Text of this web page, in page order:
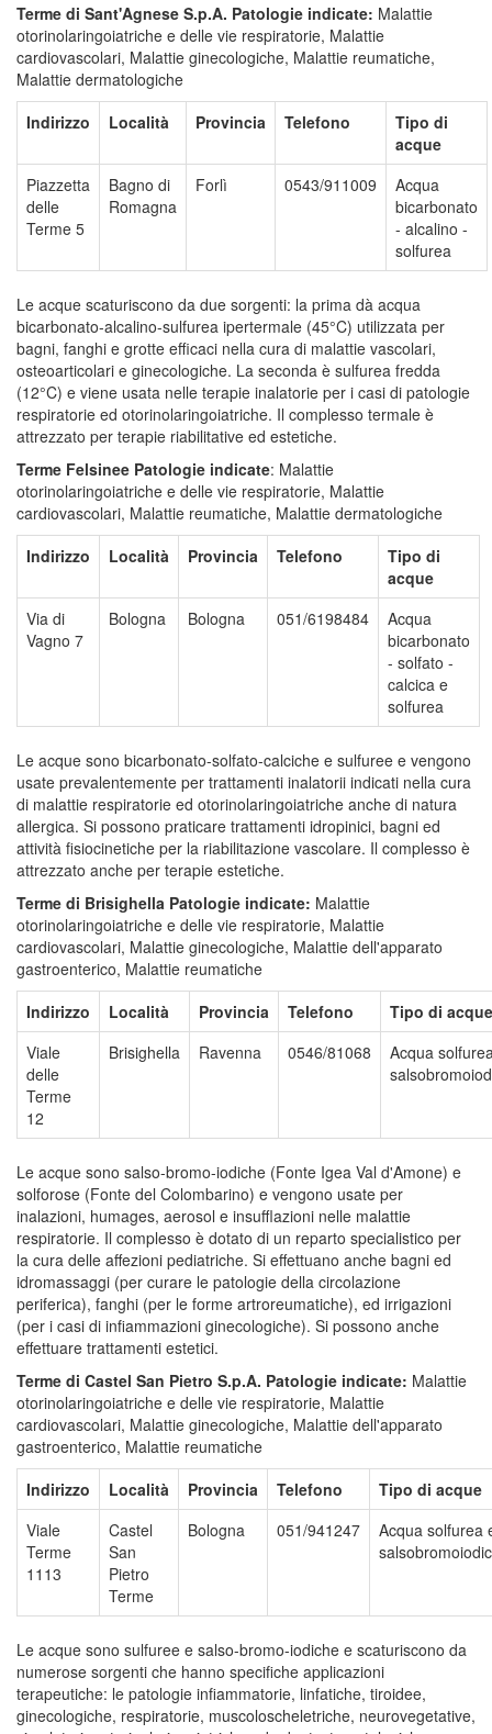
Terme di Sant'Agnese S.p.A. Patologie indicate: Malattie
otorinolaringoiatriche e delle vie respiratorie, Malattie
cardiovascolari, Malattie ginecologiche, Malattie reumatiche,
Malattie dermatologiche
Indirizzo
Località Provincia Telefono
Tipo di
acque
Piazzetta
delle
Terme 5
Bagno di
Romagna
Forlì 0543/911009
Acqua
bicarbonato
- alcalino -
solfurea
Le acque scaturiscono da due sorgenti: la prima dà acqua
bicarbonato-alcalino-sulfurea ipertermale (45°C) utilizzata per
bagni, fanghi e grotte efficaci nella cura di malattie vascolari,
osteoarticolari e ginecologiche. La seconda è sulfurea fredda
(12°C) e viene usata nelle terapie inalatorie per i casi di patologie
respiratorie ed otorinolaringoiatriche. Il complesso termale è
attrezzato per terapie riabilitative ed estetiche.
Terme Felsinee Patologie indicate: Malattie
otorinolaringoiatriche e delle vie respiratorie, Malattie
cardiovascolari, Malattie reumatiche, Malattie dermatologiche
Indirizzo
Località Provincia Telefono
Tipo di
acque
Via di
Vagno 7
Bologna Bologna 051/6198484
Acqua
bicarbonato
- solfato -
calcica e
solfurea
Le acque sono bicarbonato-solfato-calciche e sulfuree e vengono
usate prevalentemente per trattamenti inalatorii indicati nella cura
di malattie respiratorie ed otorinolaringoiatriche anche di natura
allergica. Si possono praticare trattamenti idropinici, bagni ed
attività fisiocinetiche per la riabilitazione vascolare. Il complesso è
attrezzato anche per terapie estetiche.
Terme di Brisighella Patologie indicate: Malattie
otorinolaringoiatriche e delle vie respiratorie, Malattie
cardiovascolari, Malattie ginecologiche, Malattie dell'apparato
gastroenterico, Malattie reumatiche
Indirizzo
Località Provincia Telefono
Tipo di acque
Viale
delle
Terme
12
Brisighella Ravenna 0546/81068
Acqua
Le acque sono salso-bromo-iodiche (Fonte Igea Val d'Amone) e
solforose (Fonte del Colombarino) e vengono usate per
inalazioni, humages, aerosol e insufflazioni nelle malattie
respiratorie. Il complesso è dotato di un reparto specialistico per
la cura delle affezioni pediatriche. Si effettuano anche bagni ed
idromassaggi (per curare le patologie della circolazione
periferica), fanghi (per le forme artroreumatiche), ed irrigazioni
(per i casi di infiammazioni ginecologiche). Si possono anche
effettuare trattamenti estetici.
Terme di Castel San Pietro S.p.A. Patologie indicate: Malattie
otorinolaringoiatriche e delle vie respiratorie, Malattie
cardiovascolari, Malattie ginecologiche, Malattie dell'apparato
gastroenterico, Malattie reumatiche
Indirizzo
Località Provincia Telefono
Tipo di acque
Viale
Terme
1113
Castel
San
Pietro
Terme
Bologna 051/941247
Acqua solfurea
Le acque sono sulfuree e salso-bromo-iodiche e scaturiscono da
numerose sorgenti che hanno specifiche applicazioni
terapeutiche: le patologie infiammatorie, linfatiche, tiroidee,
ginecologiche, respiratorie, muscoloscheletriche, neurovegetative,